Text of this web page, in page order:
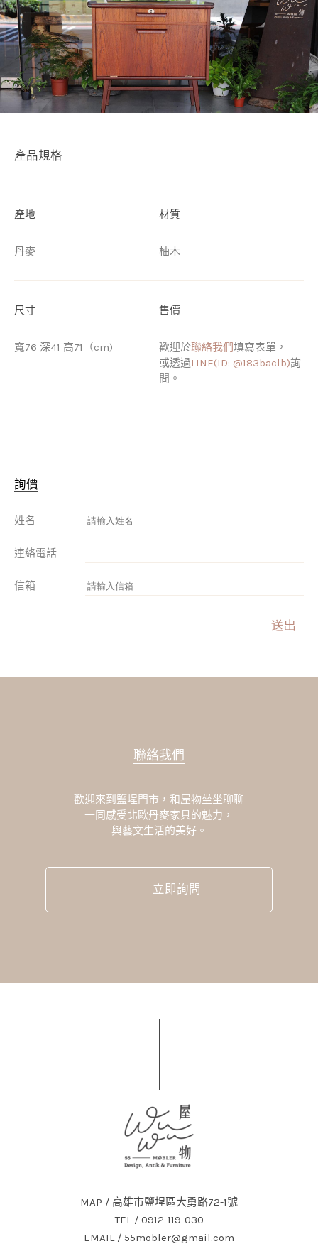
產品規格
產地
丹麥
材質
柚木
尺寸
寬76 深41 高71（cm)
售價
歡迎於聯絡我們填寫表單，
或透過LINE(ID: @183baclb)詢
問。
詢價
姓名
連絡電話
信箱
送出
聯絡我們
歡迎來到鹽埕門市，和屋物坐坐聊聊
一同感受北歐丹麥家具的魅力，
與藝文生活的美好。
立即詢問
MAP / 高雄市鹽埕區大勇路72-1號
TEL / 0912-119-030
EMAIL / 55mobler@gmail.com